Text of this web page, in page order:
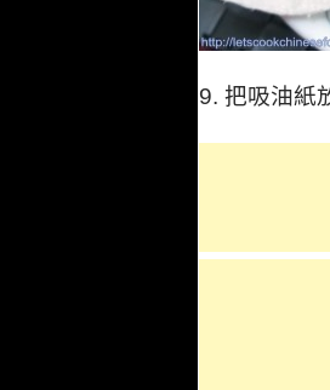
9. 把吸油紙